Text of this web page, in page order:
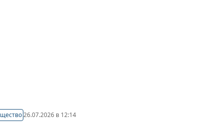
26.07.2026 в 12:14